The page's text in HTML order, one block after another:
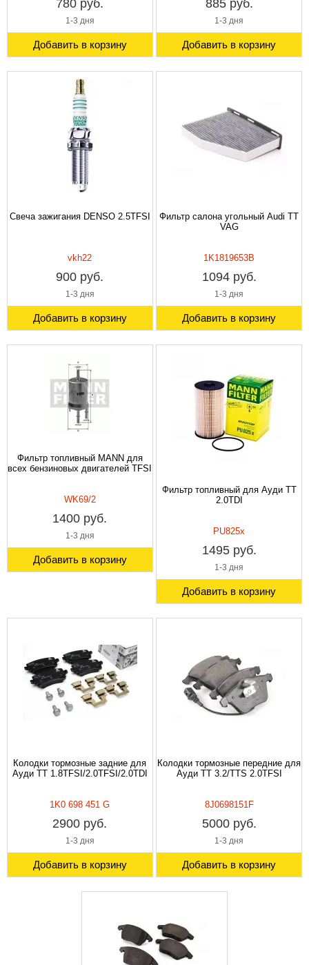
780 руб.
1-3 дня
Добавить в корзину
885 руб.
1-3 дня
Добавить в корзину
Свеча зажигания DENSO 2.5TFSI
vkh22
900 руб.
1-3 дня
Добавить в корзину
Фильтр салона угольный Audi TT
VAG
1K1819653B
1094 руб.
1-3 дня
Добавить в корзину
Фильтр топливный MANN для
всех бензиновых двигателей TFSI
WK69/2
1400 руб.
1-3 дня
Добавить в корзину
Фильтр топливный для Ауди TT
2.0TDI
PU825x
1495 руб.
1-3 дня
Добавить в корзину
Колодки тормозные задние для
Ауди TT 1.8TFSI/2.0TFSI/2.0TDI
1K0 698 451 G
2900 руб.
1-3 дня
Добавить в корзину
Колодки тормозные передние для
Ауди TT 3.2/TTS 2.0TFSI
8J0698151F
5000 руб.
1-3 дня
Добавить в корзину